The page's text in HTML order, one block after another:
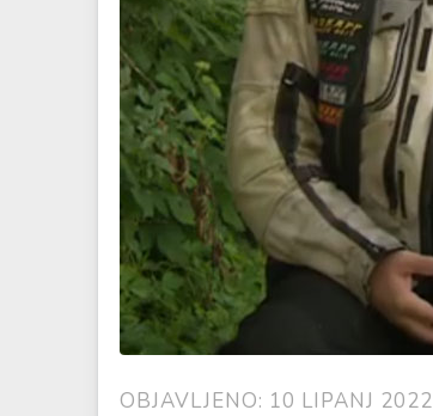
OBJAVLJENO: 10 LIPANJ 2022